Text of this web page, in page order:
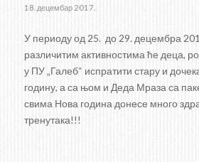
18. децембар 2017.
У периоду од 25. до 29. децембра
различитим активностима ће деца,
у ПУ „Галеб“ испратити стару и
годину, а са њом и Деда Мраза са
свима Нова година донесе много
тренутака!!!